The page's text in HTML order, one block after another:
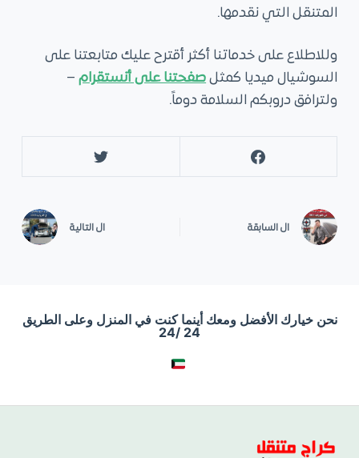
المتنقل التي نقدمها.
وللاطلاع على خدماتنا أكثر أقترح عليك متابعتنا على
السوشيال ميديا كمثلصفحتنا على أنستقرام–
ولترافق دروبكم السلامة دوماً.
الالسابقة ال التالية
نحن خيارك الأفضل ومعك أينما كنت في المنزل وعلى الطريق
24 /24